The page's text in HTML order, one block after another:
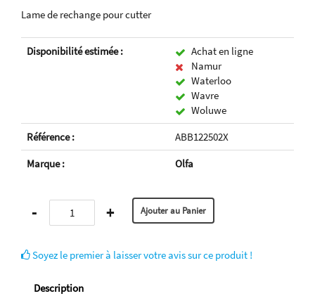
Lame de rechange pour cutter
Disponibilité estimée :
Achat en ligne
Namur
Waterloo
Wavre
Woluwe
Référence :
ABB122502X
Marque :
Olfa
- +
Soyez le premier à laisser votre avis sur ce produit !
Description